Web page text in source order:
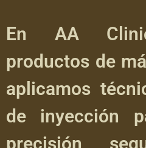
En AA
productos de
aplicamos